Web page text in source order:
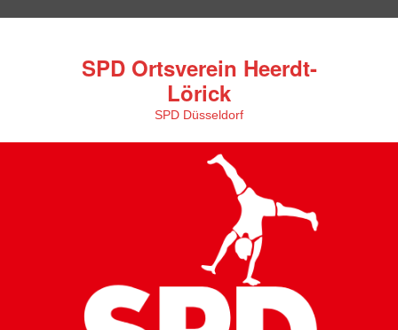
SPD Ortsverein Heerdt-
Lörick
SPD Düsseldorf